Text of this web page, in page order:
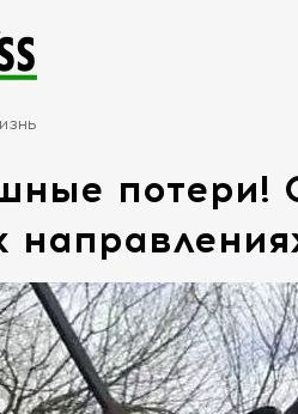
потери!